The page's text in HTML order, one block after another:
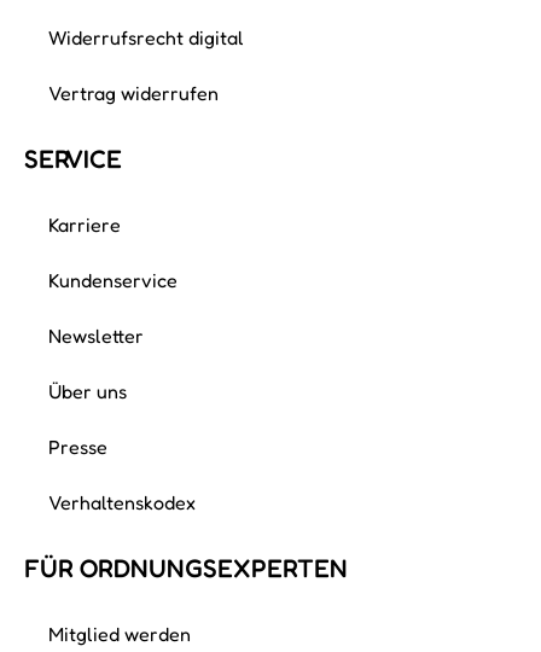
Friederike Ascher
Alles in Ordnung? Lässt sich einrichten! Ich bin
Consultant und zertifizierte Feng-Shui- und
Lehrerin und…